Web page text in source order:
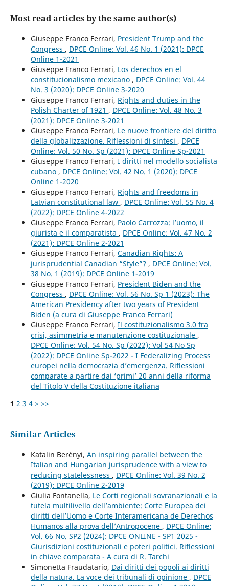
Most read articles by the same author(s)
Giuseppe Franco Ferrari, President Trump and the
Congress , DPCE Online: Vol. 46 No. 1 (2021): DPCE
Online 1-2021
Giuseppe Franco Ferrari, Los derechos en el
constitucionalismo mexicano , DPCE Online: Vol. 44
No. 3 (2020): DPCE Online 3-2020
Giuseppe Franco Ferrari, Rights and duties in the
Polish Charter of 1921 , DPCE Online: Vol. 48 No. 3
(2021): DPCE Online 3-2021
Giuseppe Franco Ferrari, Le nuove frontiere del diritto
della globalizzazione. Riflessioni di sintesi , DPCE
Online: Vol. 50 No. Sp (2021): DPCE Online Sp-2021
Giuseppe Franco Ferrari, I diritti nel modello socialista
cubano , DPCE Online: Vol. 42 No. 1 (2020): DPCE
Online 1-2020
Giuseppe Franco Ferrari, Rights and freedoms in
Latvian constitutional law , DPCE Online: Vol. 55 No. 4
(2022): DPCE Online 4-2022
Giuseppe Franco Ferrari, Paolo Carrozza: l’uomo, il
giurista e il comparatista , DPCE Online: Vol. 47 No. 2
(2021): DPCE Online 2-2021
Giuseppe Franco Ferrari, Canadian Rights: A
jurisprudential Canadian “Style”? , DPCE Online: Vol.
38 No. 1 (2019): DPCE Online 1-2019
Giuseppe Franco Ferrari, President Biden and the
Congress , DPCE Online: Vol. 56 No. Sp 1 (2023): The
American Presidency after two years of President
Biden (a cura di Giuseppe Franco Ferrari)
Giuseppe Franco Ferrari, Il costituzionalismo 3.0 fra
crisi, asimmetria e manutenzione costituzionale ,
DPCE Online: Vol. 54 No. Sp (2022): Vol 54 No Sp
(2022): DPCE Online Sp-2022 - I Federalizing Process
europei nella democrazia d’emergenza. Riflessioni
comparate a partire dai ‘primi’ 20 anni della riforma
del Titolo V della Costituzione italiana
1 2 3 4 > >>
Similar Articles
Katalin Berényi, An inspiring parallel between the
Italian and Hungarian jurisprudence with a view to
reducing statelessness , DPCE Online: Vol. 39 No. 2
(2019): DPCE Online 2-2019
Giulia Fontanella, Le Corti regionali sovranazionali e la
tutela multilivello dell’ambiente: Corte Europea dei
diritti dell’Uomo e Corte Interamericana de Derechos
Humanos alla prova dell’Antropocene , DPCE Online:
Vol. 66 No. SP2 (2024): DPCE ONLINE - SP1 2025 -
Giurisdizioni costituzionali e poteri politici. Riflessioni
in chiave comparata - A cura di R. Tarchi
Simonetta Fraudatario, Dai diritti dei popoli ai diritti
della natura. La voce dei tribunali di opinione , DPCE